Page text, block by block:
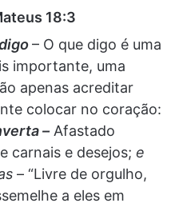
18:3
– O que digo é uma
importante, uma
apenas acreditar
colocar no coração:
– Afastado
carnais e desejos; e
– “Livre de orgulho,
a eles em